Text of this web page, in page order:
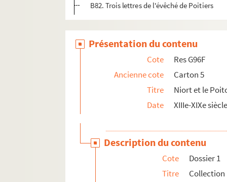
B82. Trois lettres de l'évêché de Poitiers
Présentation du contenu
Cote
Res G96F
Ancienne cote
Carton 5
Titre
Niort et le
Date
XIIIe-XIXe
Description du contenu
Cote
Dossier 1
Titre
Collection